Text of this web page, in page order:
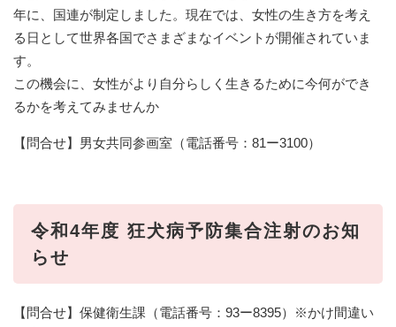
年に、国連が制定しました。現在では、女性の生き方を考え
る日として世界各国でさまざまなイベントが開催されていま
す。
この機会に、女性がより自分らしく生きるために今何ができ
るかを考えてみませんか
【問合せ】男女共同参画室（電話番号：81ー3100）
令和4年度 狂犬病予防集合注射のお知
らせ
【問合せ】保健衛生課（電話番号：93ー8395）※かけ間違い